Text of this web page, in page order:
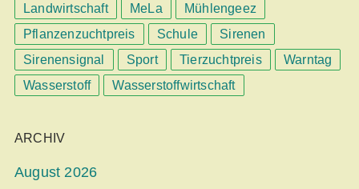
Landwirtschaft
MeLa
Mühlengeez
Pflanzenzuchtpreis
Schule
Sirenen
Sirenensignal
Sport Tierzuchtpreis
Warntag
Wasserstoff
Wasserstoffwirtschaft
ARCHIV
August 2026